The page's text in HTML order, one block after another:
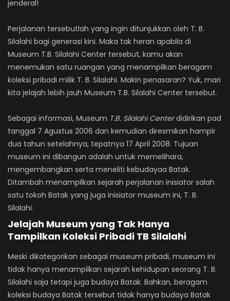
jenderal!
Perjalanan tersebutlah yang ingin ditunjukkan oleh T. B.
Silalahi bagi generasi kini. Maka tak heran apabila di
Museum T.B. Silalahi Center tersebut, kamu akan
menemukan satu ruangan yang menampilkan beragam
koleksi pribadi milik T. B. Silalahi. Makin penasaran? Yuk, mari
kita jelajah lebih jauh Museum T.B. Silalahi Center tersebut.
Sebagai informasi, Museum T.B. Silalahi Centerdidirikan pad
tanggal 7 Agustus 2006 dan kemudian diresmikan hampir
dua tahun setelahnya, tepatnya 17 April 2008. Tujuan
museum ini dibangun adalah untuk memelihara,
mengembangkan serta meneliti kebudayaa Batak.
Ditambah menampilkan sejarah perjalanan inisiator salah
satu tokoh Batak yang juga inisiator museum ini, T. B.
Silalahi.
Jelajah Museum yang Tak Hanya
Tampilkan Koleksi Pribadi TB Silalahi
Meski dikategorikan sebagai museum pribadi, museum ini
tidak hanya menampilkan sejarah kehidupan seorang T. B.
Silalahi saja tetapi juga budaya Batak. Bahkan, beragam
koleksi budaya Batak tersebut tidak hanya budaya Batak